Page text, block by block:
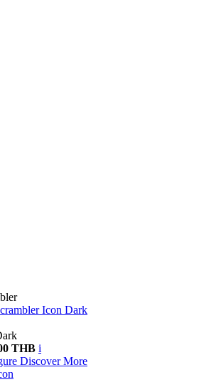
Icon Dark
THB i
Discover More